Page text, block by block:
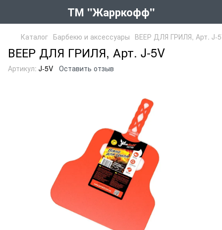
ТМ "Жарркофф"
Каталог Барбекю и аксессуары ВЕЕР ДЛЯ ГРИЛЯ, Арт. J-
ВЕЕР ДЛЯ ГРИЛЯ, Арт. J-5V
Артикул: J-5V Оставить отзыв